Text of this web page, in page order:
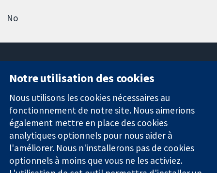
No
Des données
probantes.
Des décisions
éclairées.
Une meilleure
santé.
11-13 Cavendish
Square
Londres
W1G0AN
Royaume-Uni
nous
Actualités
Service de
presse
Qui sommes-
nous
Offres
d'emploi
Notre utilisation des cookies
Nous utilisons les cookies nécessaires au
fonctionnement de notre site. Nous aimerions
également mettre en place des cookies
analytiques optionnels pour nous aider à
l'améliorer. Nous n'installerons pas de cookies
optionnels à moins que vous ne les activiez.